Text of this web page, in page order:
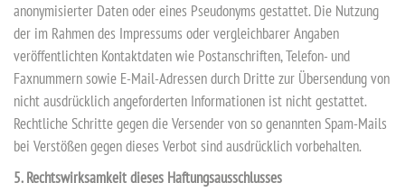
anonymisierter Daten oder eines Pseudonyms gestattet. Die Nutzung
der im Rahmen des Impressums oder vergleichbarer Angaben
veröffentlichten Kontaktdaten wie Postanschriften, Telefon- und
Faxnummern sowie E-Mail-Adressen durch Dritte zur Übersendung von
nicht ausdrücklich angeforderten Informationen ist nicht gestattet.
Rechtliche Schritte gegen die Versender von so genannten Spam-Mails
bei Verstößen gegen dieses Verbot sind ausdrücklich vorbehalten.
5. Rechtswirksamkeit dieses Haftungsausschlusses